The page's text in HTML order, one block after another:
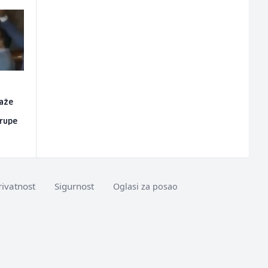
Sigurnost Oglasi za posao